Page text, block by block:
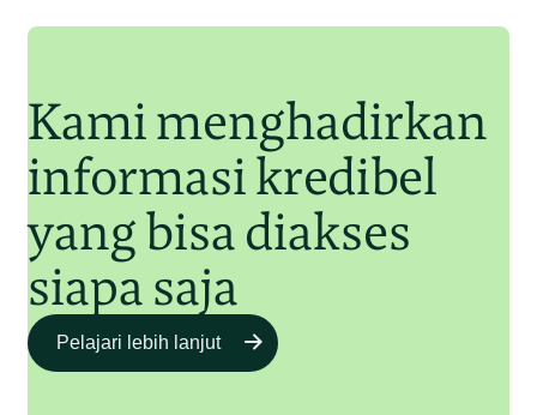
Kami menghadirkan
informasi kredibel
yang bisa diakses
siapa saja
Pelajari lebih lanjut